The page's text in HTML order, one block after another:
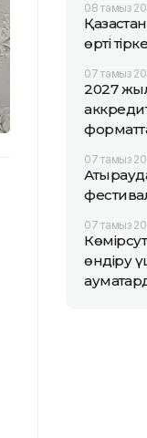
08 тамыз
өрті
07 тамыз
2027
07 тамыз
07 тамыз
өндіру